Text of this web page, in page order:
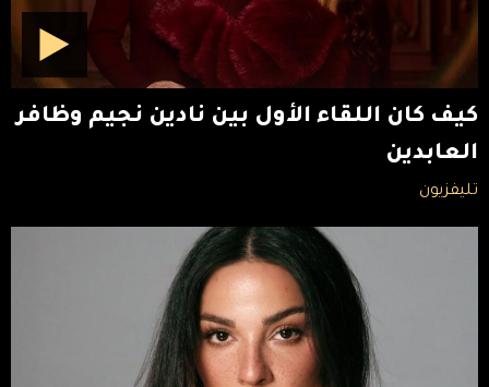
كيف كان اللقاء الأول بين نادين نجيم وظافر
العابدين
تليفزيون